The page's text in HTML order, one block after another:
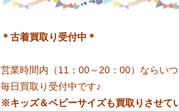
＊古着買取り受付中＊
営業時間内（11：00～20：00）ならい
毎日買取り受付中です♪
※キッズ＆ベビーサイズも買取りさせて